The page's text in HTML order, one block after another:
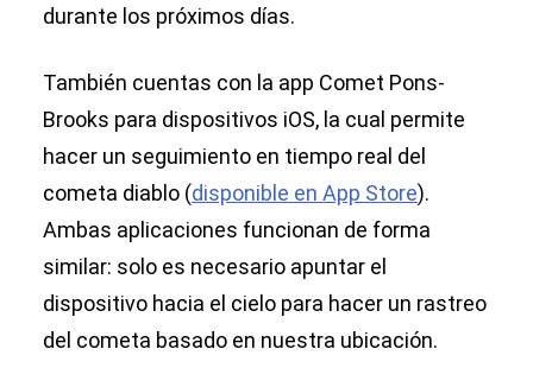
durante los próximos días.
También cuentas con la app Comet Pons-
Brooks para dispositivos iOS, la cual permite
hacer un seguimiento en tiempo real del
cometa diablo (disponible en App Store).
Ambas aplicaciones funcionan de forma
similar: solo es necesario apuntar el
dispositivo hacia el cielo para hacer un rastreo
del cometa basado en nuestra ubicación.